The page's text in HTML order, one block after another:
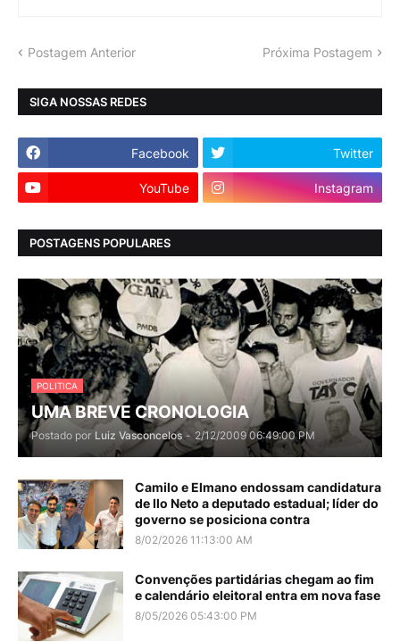
Postagem Anterior Próxima Postagem
SIGA NOSSAS REDES
Facebook Twitter
YouTube Instagram
POSTAGENS POPULARES
POLITICA
UMA BREVE CRONOLOGIA
Postado por Luiz Vasconcelos - 2/12/2009 06:49:00 PM
Camilo e Elmano endossam candidatura
de Ilo Neto a deputado estadual; líder do
governo se posiciona contra
8/02/2026 11:13:00 AM
Convenções partidárias chegam ao fim
e calendário eleitoral entra em nova fase
8/05/2026 05:43:00 PM